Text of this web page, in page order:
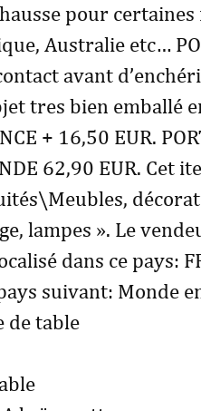
pour
Australie etc…
avant
tres bien emballé
+ 16,50 EUR.
62,90 EUR. Cet
lampes ». Le
dans ce pays:
suivant: Monde
de table